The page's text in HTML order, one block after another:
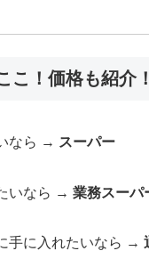
こ！価格も紹介！
なら → スーパー
いなら → 業務スーパ
手に入れたいなら →